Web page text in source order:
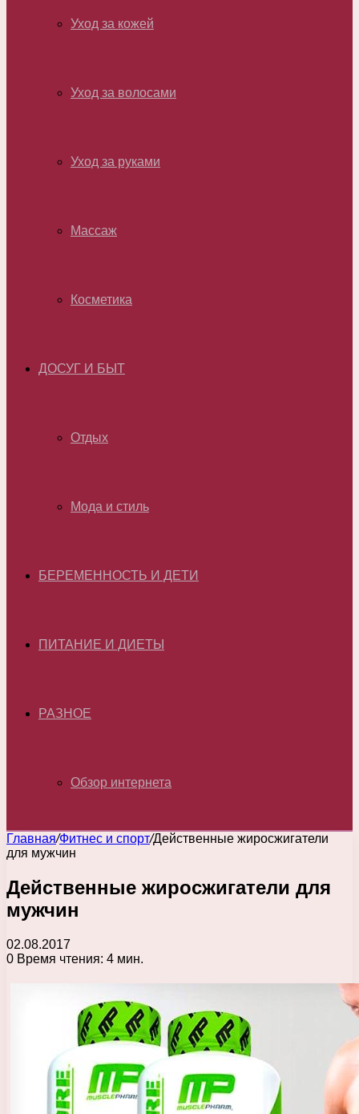
Уход за кожей
Уход за волосами
Уход за руками
Массаж
Косметика
ДОСУГ И БЫТ
Отдых
Мода и стиль
БЕРЕМЕННОСТЬ И ДЕТИ
ПИТАНИЕ И ДИЕТЫ
РАЗНОЕ
Обзор интернета
Главная/Фитнес и спорт/Действенные жиросжигатели
для мужчин
Действенные жиросжигатели для
мужчин
02.08.2017
0 Время чтения: 4 мин.